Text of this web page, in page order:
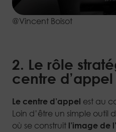
@Vincent Boisot
2. Le rôle
centre d’appel
Le centre d’appel est au
Loin d’être un simple outil
où se construit l’image de